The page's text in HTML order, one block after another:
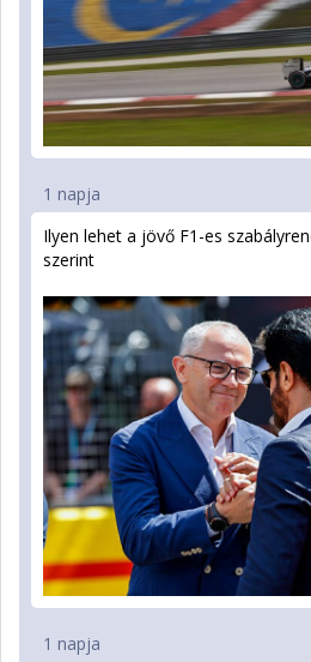
1 napja
Ilyen lehet a jövő F1-es
szerint
1 napja